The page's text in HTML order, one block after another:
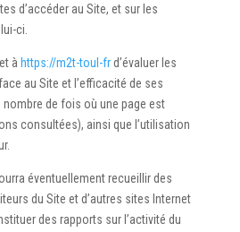
d’accéder au Site, et sur les
ci.
à https://m2t-toul-fr d’évaluer les
au Site et l’efficacité de ses
nombre de fois où une page est
consultées), ainsi que l’utilisation
éventuellement recueillir des
du Site et d’autres sites Internet
des rapports sur l’activité du